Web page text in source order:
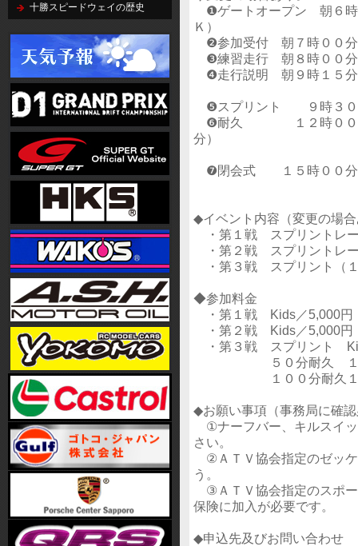
十勝スピードウェイの歴史
❶ゲートオープン 朝６時
Ｋ）
❷参加受付 朝７時００分
❸練習走行 朝８時００分
❹走行説明 朝９時１５
❺スプリント ９時３０
❻耐久 １２時００分頃
分）
❼閉会式 １５時００分
◆イベント内容（変更の場
・第１戦 スプリントレ
・第２戦 スプリントレ
・第３戦 スプリント（１
◆参加料金
・第１戦 Kids／5,000
・第２戦 Kids／5,000
・第３戦 スプリント
５０分耐久 １名／
１００分耐久１名／
◆お願い事項（事務局に確
①ナーフバー、キルスイッ
さい。
②ＡＴＶ協会指定のゼッ
う。
③ＡＴＶ協会指定のスポー
保険に加入が必要です。
◆申込先及びお問い合わせ